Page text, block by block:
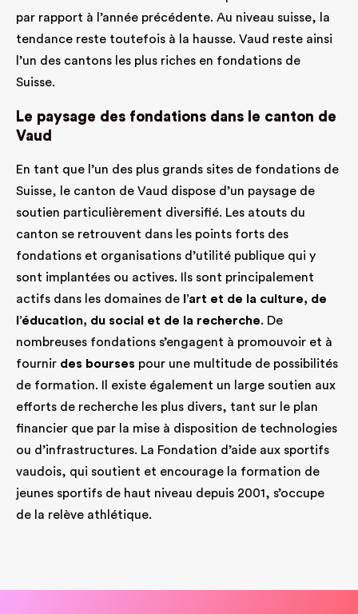
par rapport à l’année précédente. Au niveau suisse, la
tendance reste toutefois à la hausse. Vaud reste ainsi
l’un des cantons les plus riches en fondations de
Suisse.
Le paysage des fondations dans le canton de
Vaud
En tant que l’un des plus grands sites de fondations de
Suisse, le canton de Vaud dispose d’un paysage de
soutien particulièrement diversifié. Les atouts du
canton se retrouvent dans les points forts des
fondations et organisations d’utilité publique qui y
sont implantées ou actives. Ils sont principalement
actifs dans les domaines de l’art et de la culture, de
l’éducation, du social et de la recherche. De
nombreuses fondations s’engagent à promouvoir et à
fournir des bourses pour une multitude de possibilités
de formation. Il existe également un large soutien aux
efforts de recherche les plus divers, tant sur le plan
financier que par la mise à disposition de technologies
ou d’infrastructures. La Fondation d’aide aux sportifs
vaudois, qui soutient et encourage la formation de
jeunes sportifs de haut niveau depuis 2001, s’occupe
de la relève athlétique.